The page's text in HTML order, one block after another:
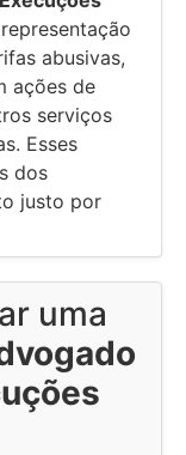
abusivas,
ações de
serviços
Esses
dos
justo por
uma